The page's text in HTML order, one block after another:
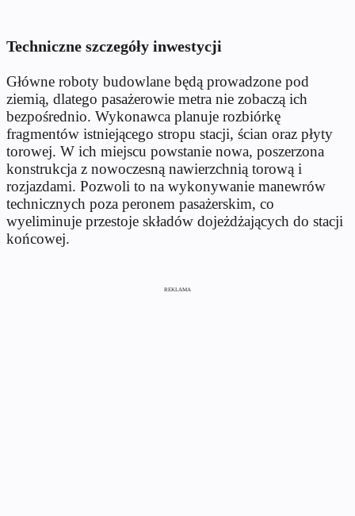
Techniczne szczegóły inwestycji
Główne roboty budowlane będą prowadzone pod
ziemią, dlatego pasażerowie metra nie zobaczą ich
bezpośrednio. Wykonawca planuje rozbiórkę
fragmentów istniejącego stropu stacji, ścian oraz płyty
torowej. W ich miejscu powstanie nowa, poszerzona
konstrukcja z nowoczesną nawierzchnią torową i
rozjazdami. Pozwoli to na wykonywanie manewrów
technicznych poza peronem pasażerskim, co
wyeliminuje przestoje składów dojeżdżających do stacji
końcowej.
REKLAMA